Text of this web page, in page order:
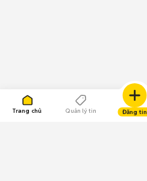
Trang chủ Quản lý tin Đăng tin